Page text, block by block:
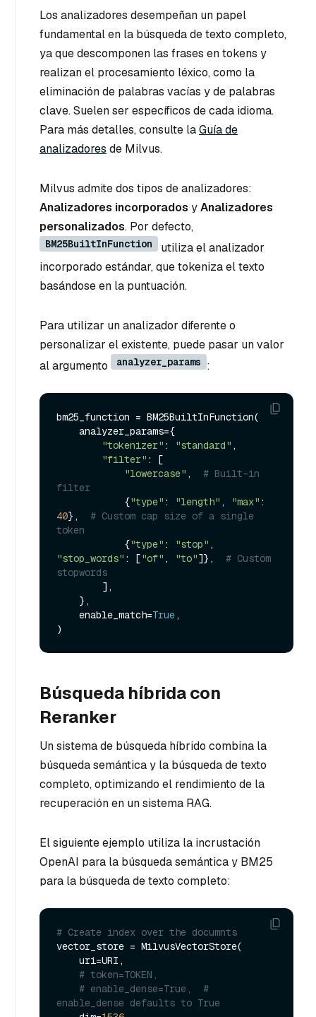
Los analizadores desempeñan un papel
fundamental en la búsqueda de texto completo,
ya que descomponen las frases en tokens y
realizan el procesamiento léxico, como la
eliminación de palabras vacías y de palabras
clave. Suelen ser específicos de cada idioma.
Para más detalles, consulte laGuía de
analizadores de Milvus.
Milvus admite dos tipos de analizadores:
Analizadores incorporados yAnalizadores
personalizados. Por defecto,
BM25BuiltInFunction
utiliza el analizador
incorporado estándar, que tokeniza el texto
basándose en la puntuación.
Para utilizar un analizador diferente o
personalizar el existente, puede pasar un valor
al argumento
analyzer_params :
bm25_function = BM25BuiltInFunction(
"tokenizer" : "standard" ,
"filter" : [
"lowercase" , # Built-in
filter
            {
"type" : "length" , "max"
40}, # Custom cap size of a single
token
            {
"type" : "stop"
"stop_words" : ["of" , "to"]}, # Custom
stopwords
    enable_match=
True,
Búsqueda híbrida con
Reranker
Un sistema de búsqueda híbrido combina la
búsqueda semántica y la búsqueda de texto
completo, optimizando el rendimiento de la
recuperación en un sistema RAG.
El siguiente ejemplo utiliza la incrustación
OpenAI para la búsqueda semántica y BM25
para la búsqueda de texto completo:
# Create index over the documnts
vector_store = MilvusVectorStore(
# token=TOKEN,
# enable_dense=True,  #
enable_dense defaults to True